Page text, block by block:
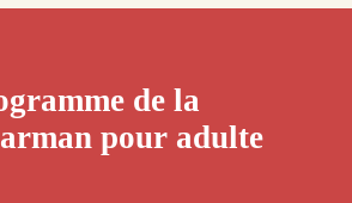
de la
pour adulte